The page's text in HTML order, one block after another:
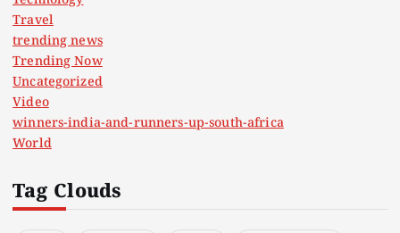
Travel
trending news
Trending Now
Uncategorized
Video
winners-india-and-runners-up-south-africa
World
Tag Clouds